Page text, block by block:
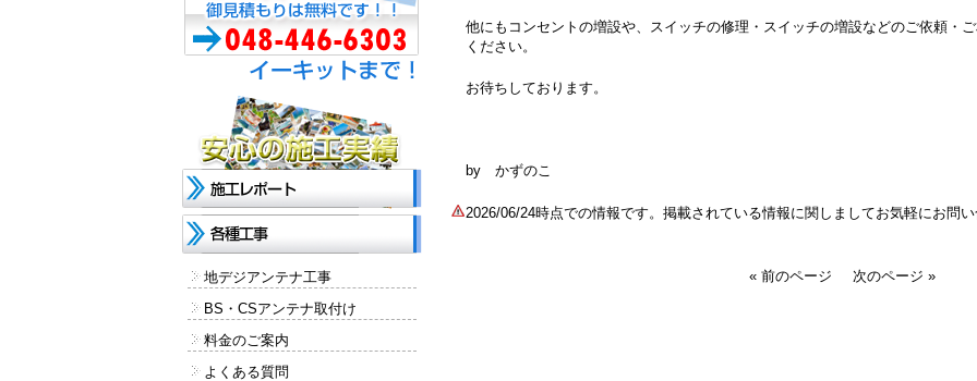
他にもコンセントの増設や、スイッチの修理・スイッチの増設などのご依頼・
ください。
お待ちしております。
by かずのこ
2026/06/24時点での情報です。掲載されている情報に関しましてお気軽にお問い
« 前のページ 次のページ »
地デジアンテナ工事
BS・CSアンテナ取付け
料金のご案内
よくある質問